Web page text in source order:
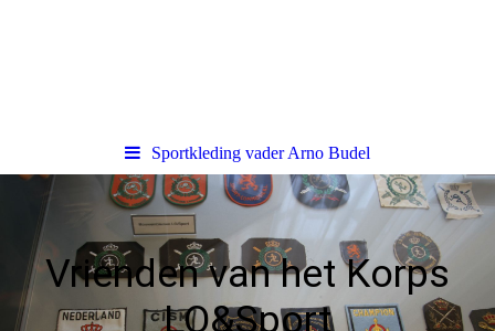
Sportkleding vader Arno Budel
Vrienden van het Korps
LO&Sport